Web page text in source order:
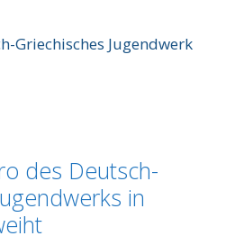
Griechisches Jugendwerk
des Deutsch-
in